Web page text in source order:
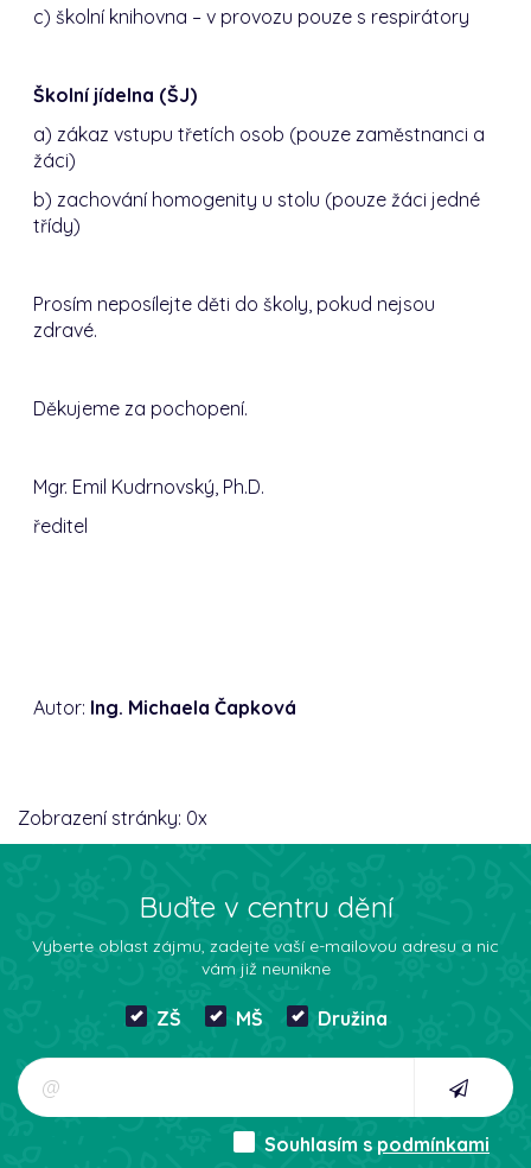
c) školní knihovna – v provozu pouze s respirátory
Školní jídelna (ŠJ)
a) zákaz vstupu třetích osob (pouze zaměstnanci a
žáci)
b) zachování homogenity u stolu (pouze žáci jedné
třídy)
Prosím neposílejte děti do školy, pokud nejsou
zdravé.
Děkujeme za pochopení.
Mgr. Emil Kudrnovský, Ph.D.
ředitel
Autor: Ing. Michaela Čapková
Zobrazení stránky: 0x
Buďte v centru dění
Vyberte oblast zájmu, zadejte vaší e-mailovou adresu a nic
vám již neunikne
ZŠ MŠ Družina
Souhlasím s podmínkami